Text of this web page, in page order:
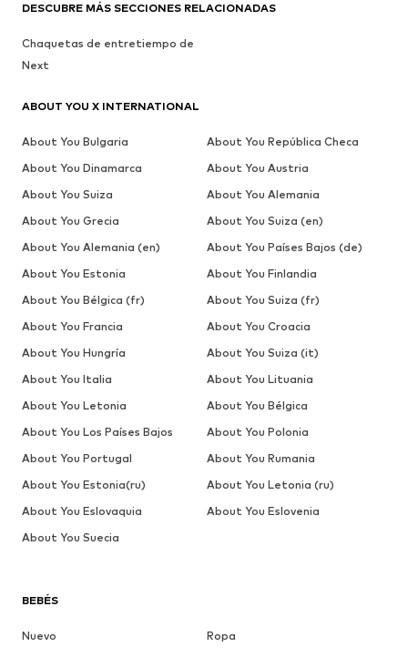
BEBÉS
Nuevo
Ropa
DESCUBRE MÁS SECCIONES RELACIONADAS
Chaquetas de entretiempo de
Next
ABOUT YOU X INTERNATIONAL
About You Bulgaria
About You República Checa
About You Dinamarca
About You Austria
About You Suiza
About You Alemania
About You Grecia
About You Suiza (en)
About You Alemania (en)
About You Países Bajos (de)
About You Estonia
About You Finlandia
About You Bélgica (fr)
About You Suiza (fr)
About You Francia
About You Croacia
About You Hungría
About You Suiza (it)
About You Italia
About You Lituania
About You Letonia
About You Bélgica
About You Los Países Bajos
About You Polonia
About You Portugal
About You Rumania
About You Estonia(ru)
About You Letonia (ru)
About You Eslovaquia
About You Eslovenia
About You Suecia